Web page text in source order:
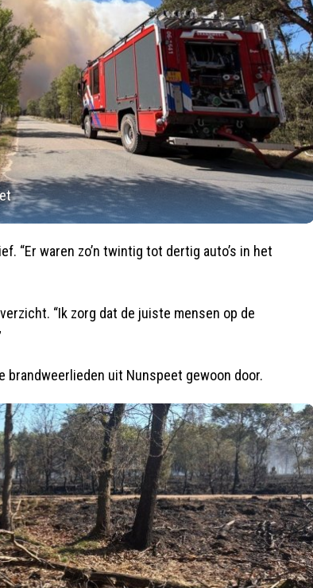
“Er waren zo’n twintig tot dertig auto’s in het
“Ik zorg dat de juiste mensen op de
brandweerlieden uit Nunspeet gewoon door.